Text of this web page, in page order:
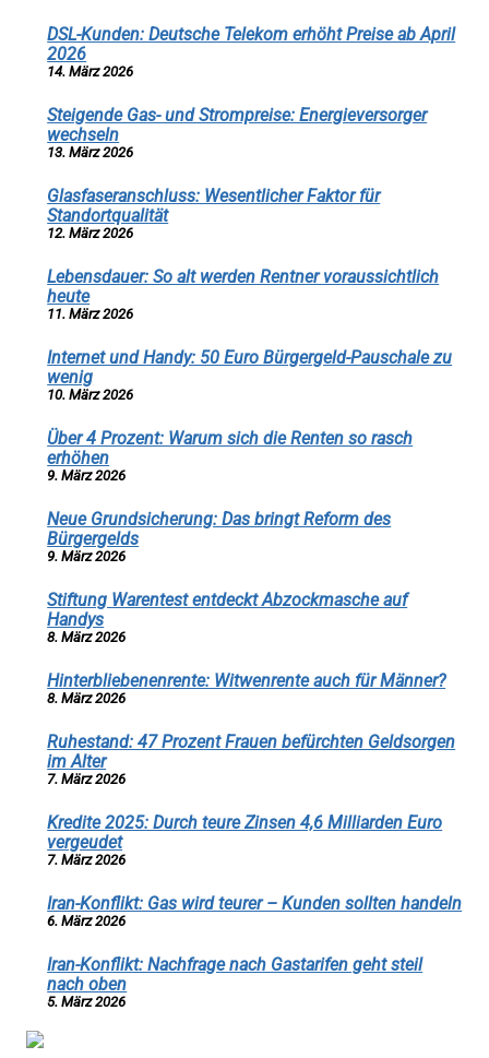
DSL-Kunden: Deutsche Telekom erhöht Preise ab April
2026
14. März 2026
Steigende Gas- und Strompreise: Energieversorger
wechseln
13. März 2026
Glasfaseranschluss: Wesentlicher Faktor für
Standortqualität
12. März 2026
Lebensdauer: So alt werden Rentner voraussichtlich
heute
11. März 2026
Internet und Handy: 50 Euro Bürgergeld-Pauschale zu
wenig
10. März 2026
Über 4 Prozent: Warum sich die Renten so rasch
erhöhen
9. März 2026
Neue Grundsicherung: Das bringt Reform des
Bürgergelds
9. März 2026
Stiftung Warentest entdeckt Abzockmasche auf
Handys
8. März 2026
Hinterbliebenenrente: Witwenrente auch für Männer?
8. März 2026
Ruhestand: 47 Prozent Frauen befürchten Geldsorgen
im Alter
7. März 2026
Kredite 2025: Durch teure Zinsen 4,6 Milliarden Euro
vergeudet
7. März 2026
Iran-Konflikt: Gas wird teurer – Kunden sollten handeln
6. März 2026
Iran-Konflikt: Nachfrage nach Gastarifen geht steil
nach oben
5. März 2026